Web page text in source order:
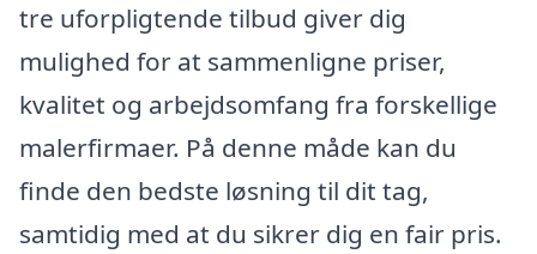
tre uforpligtende tilbud giver dig
mulighed for at sammenligne priser,
kvalitet og arbejdsomfang fra forskellige
malerfirmaer. På denne måde kan du
finde den bedste løsning til dit tag,
samtidig med at du sikrer dig en fair pris.